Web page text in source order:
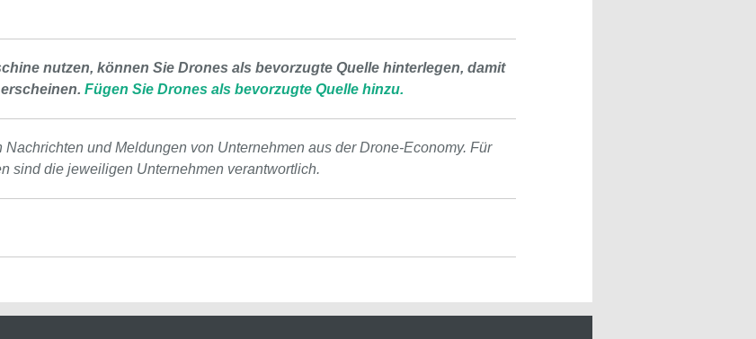
nutzen, können Sie Drones als bevorzugte Quelle hinterlegen, damit
Fügen Sie Drones als bevorzugte Quelle hinzu.
und Meldungen von Unternehmen aus der Drone-Economy. Für
sind die jeweiligen Unternehmen verantwortlich.